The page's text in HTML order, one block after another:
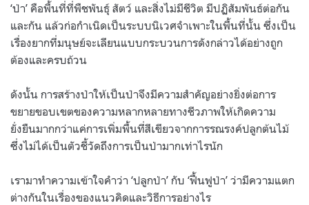
‘ป่า’ คือพื้นที่ที่พืชพันธุ์ สัตว์ และสิ่งไม่มีชีวิต มีปฏิสัมพันธ์ต่อกัน
และกัน แล้วก่อกำเนิดเป็นระบบนิเวศจำเพาะในพื้นที่นั้น ซึ่งเป็น
เรื่องยากที่มนุษย์จะเลียนแบบกระบวนการดังกล่าวได้อย่างถูก
ต้องและครบถ้วน
ดังนั้น การสร้างป่าให้เป็นป่าจึงมีความสำคัญอย่างยิ่งต่อการ
ขยายขอบเขตของความหลากหลายทางชีวภาพให้เกิดความ
ยั่งยืนมากกว่าแค่การเพิ่มพื้นที่สีเขียวจากการรณรงค์ปลูกต้นไม้
ซึ่งไม่ได้เป็นตัวชี้วัดถึงการเป็นป่ามากเท่าไรนัก
เรามาทำความเข้าใจคำว่า ‘ปลูกป่า’ กับ ‘ฟื้นฟูป่า’ ว่ามีความแตก
ต่างกันในเรื่องของแนวคิดและวิธีการอย่างไร